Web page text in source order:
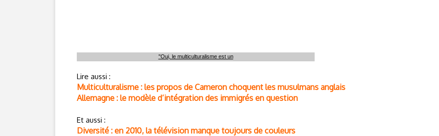
"Oui, le multiculturalisme est un
Lire aussi :
Multiculturalisme : les propos de Cameron choquent les musulmans anglais
Allemagne : le modèle d’intégration des immigrés en question
Et aussi :
Diversité : en 2010, la télévision manque toujours de couleurs